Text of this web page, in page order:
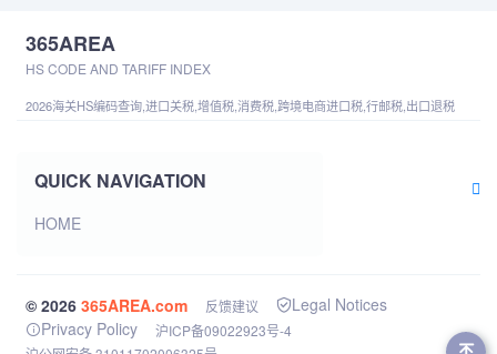
365AREA
HS CODE AND TARIFF INDEX
2026海关HS编码查询,进口关税,增值税,消费税,跨境电商进口税,行邮税,出口退税
QUICK NAVIGATION
HOME
© 2026 365AREA.com 反馈建议
Legal Notices
Privacy Policy
沪ICP备09022923号-4